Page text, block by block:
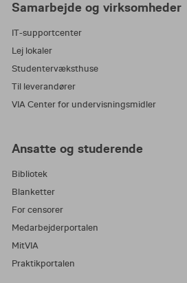
Samarbejde og virksomheder
IT-supportcenter
Lej lokaler
Studentervæksthuse
Til leverandører
VIA Center for undervisningsmidler
Ansatte og studerende
Bibliotek
Blanketter
For censorer
Medarbejderportalen
MitVIA
Praktikportalen